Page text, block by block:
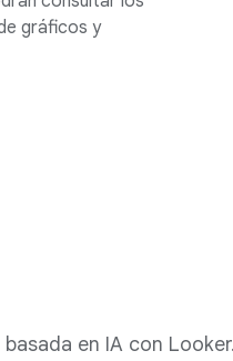
gráficos y
en IA con